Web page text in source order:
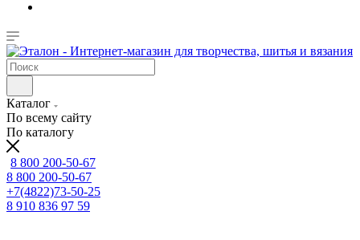
Каталог
По всему сайту
По каталогу
8 800 200-50-67
8 800 200-50-67
+7(4822)73-50-25
8 910 836 97 59